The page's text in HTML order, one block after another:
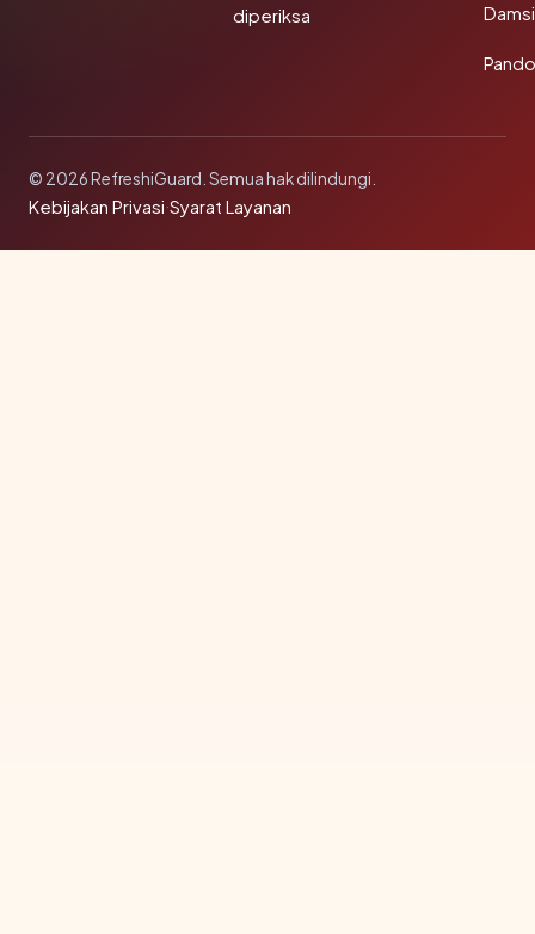
diperiksa
© 2026 RefreshiGuard. Semua hak dilindungi.
Kebijakan Privasi·Syarat Layanan